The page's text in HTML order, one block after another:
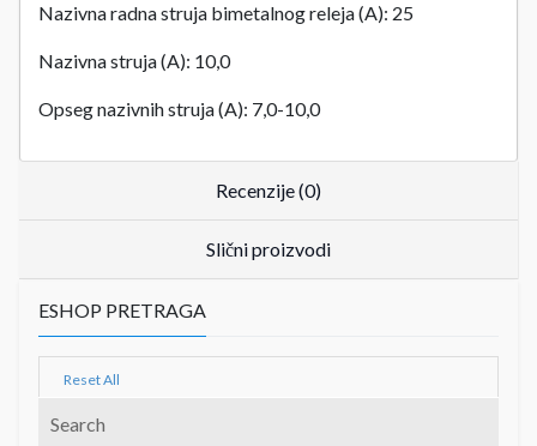
Nazivna radna struja bimetalnog releja (A): 25
Nazivna struja (A): 10,0
Opseg nazivnih struja (A): 7,0-10,0
Recenzije (0)
Slični proizvodi
ESHOP PRETRAGA
Reset All
Search